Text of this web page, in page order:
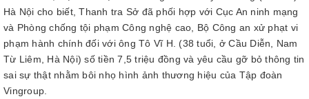
Hà Nội cho biết, Thanh tra Sở đã phối hợp với Cục An ninh mạng
và Phòng chống tội phạm Công nghệ cao, Bộ Công an xử phạt vi
phạm hành chính đối với ông Tô Vĩ H. (38 tuổi, ở Cầu Diễn, Nam
Từ Liêm, Hà Nội) số tiền 7,5 triệu đồng và yêu cầu gỡ bỏ thông tin
sai sự thật nhằm bôi nhọ hình ảnh thương hiệu của Tập đoàn
Vingroup.